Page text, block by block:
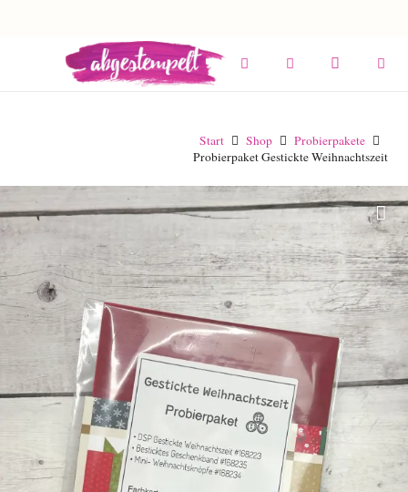
Start Shop
Probierpakete
Probierpaket Gestickte Weihnachtszeit